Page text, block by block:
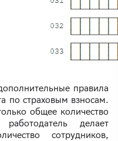
правила
по страховым взносам.
общее количество
делает
сотрудников,